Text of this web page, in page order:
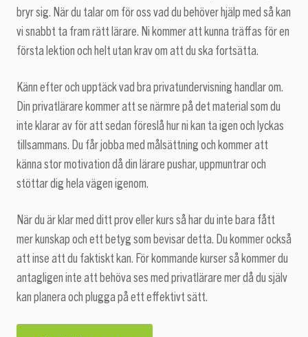
bryr sig. När du talar om för oss vad du behöver hjälp med så kan
vi snabbt ta fram rätt lärare. Ni kommer att kunna träffas för en
första lektion och helt utan krav om att du ska fortsätta.
Känn efter och upptäck vad bra privatundervisning handlar om.
Din privatlärare kommer att se närmre på det material som du
inte klarar av för att sedan föreslå hur ni kan ta igen och lyckas
tillsammans. Du får jobba med målsättning och kommer att
känna stor motivation då din lärare pushar, uppmuntrar och
stöttar dig hela vägen igenom.
När du är klar med ditt prov eller kurs så har du inte bara fått
mer kunskap och ett betyg som bevisar detta. Du kommer också
att inse att du faktiskt kan. För kommande kurser så kommer du
antagligen inte att behöva ses med privatlärare mer då du själv
kan planera och plugga på ett effektivt sätt.